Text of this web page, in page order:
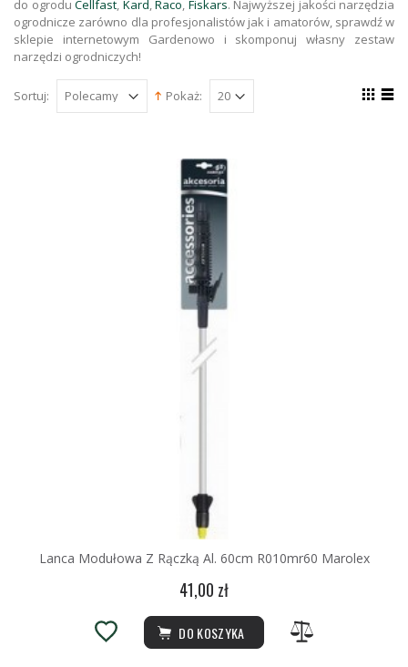
do ogrodu Cellfast, Kard,Raco, Fiskars. Najwyższej jakości narzędzia
ogrodnicze zarówno dla profesjonalistów jak i amatorów, sprawdź w
sklepie internetowym Gardenowo i skomponuj własny zestaw
narzędzi ogrodniczych!
Sortuj: Pokaż:
Lanca Modułowa Z Rączką Al. 60cm R010mr60 Marolex
41,00 zł
DO KOSZYKA